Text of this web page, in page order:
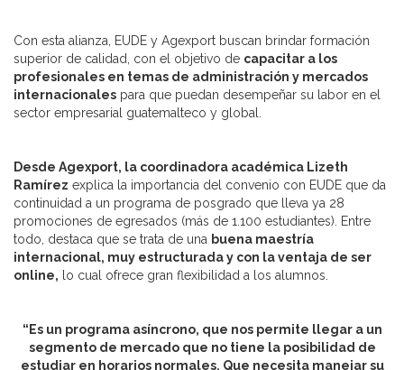
Con esta alianza, EUDE y Agexport buscan brindar formación
superior de calidad, con el objetivo de capacitar a los
profesionales en temas de administración y mercados
internacionales para que puedan desempeñar su labor en el
sector empresarial guatemalteco y global.
Desde Agexport, la coordinadora académica Lizeth
Ramírez explica la importancia del convenio con EUDE que da
continuidad a un programa de posgrado que lleva ya 28
promociones de egresados (más de 1.100 estudiantes). Entre
todo, destaca que se trata de una buena maestría
internacional, muy estructurada y con la ventaja de ser
online, lo cual ofrece gran flexibilidad a los alumnos.
“Es un programa asíncrono, que nos permite llegar a un
segmento de mercado que no tiene la posibilidad de
estudiar en horarios normales. Que necesita manejar su